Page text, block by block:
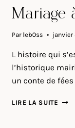
Mariage
Par leb0ss janvier
L histoire qui
l’historique
un conte de
LIRE LA SUITE